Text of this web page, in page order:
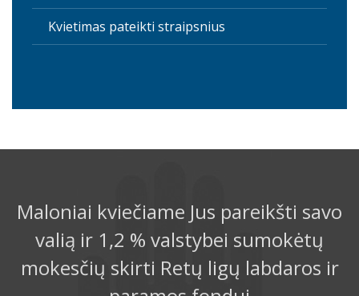
Kvietimas pateikti straipsnius
Maloniai kviečiame Jus pareikšti savo
valią ir 1,2 % valstybei sumokėtų
mokesčių skirti Retų ligų labdaros ir